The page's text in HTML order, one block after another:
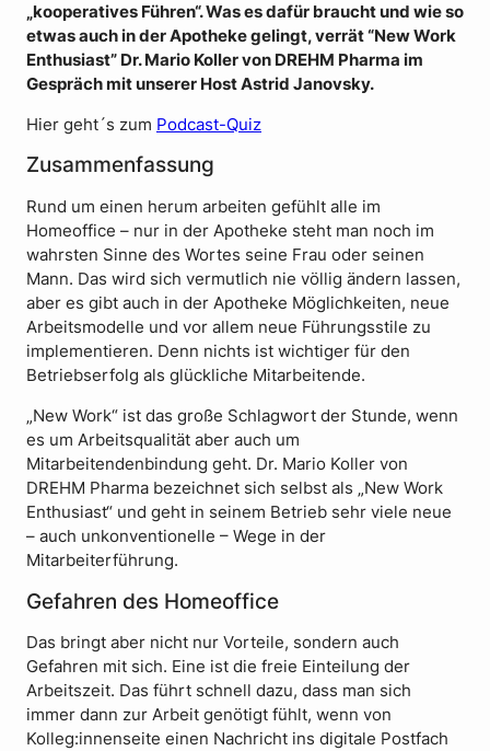
„kooperatives Führen“. Was es dafür braucht und wie so
etwas auch in der Apotheke gelingt, verrät “New Work
Enthusiast” Dr. Mario Koller von DREHM Pharma im
Gespräch mit unserer Host Astrid Janovsky.
Hier geht´s zum Podcast-Quiz
Zusammenfassung
Rund um einen herum arbeiten gefühlt alle im
Homeoffice – nur in der Apotheke steht man noch im
wahrsten Sinne des Wortes seine Frau oder seinen
Mann. Das wird sich vermutlich nie völlig ändern lassen,
aber es gibt auch in der Apotheke Möglichkeiten, neue
Arbeitsmodelle und vor allem neue Führungsstile zu
implementieren. Denn nichts ist wichtiger für den
Betriebserfolg als glückliche Mitarbeitende.
„New Work“ ist das große Schlagwort der Stunde, wenn
es um Arbeitsqualität aber auch um
Mitarbeitendenbindung geht. Dr. Mario Koller von
DREHM Pharma bezeichnet sich selbst als „New Work
Enthusiast“ und geht in seinem Betrieb sehr viele neue
– auch unkonventionelle – Wege in der
Mitarbeiterführung.
Gefahren des Homeoffice
Das bringt aber nicht nur Vorteile, sondern auch
Gefahren mit sich. Eine ist die freie Einteilung der
Arbeitszeit. Das führt schnell dazu, dass man sich
immer dann zur Arbeit genötigt fühlt, wenn von
Kolleg:innenseite einen Nachricht ins digitale Postfach